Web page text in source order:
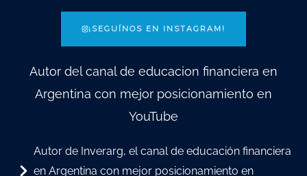
¡SEGUÍNOS EN INSTAGRAM!
Autor del canal de educacion financiera en
Argentina con mejor posicionamiento en
YouTube
Autor de Inverarg, el canal de educación financiera
en Argentina con mejor posicionamiento en